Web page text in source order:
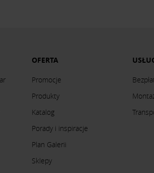
OFERTA
Promocje
Produkty
Katalog
Porady i inspiracje
Plan Galerii
Sklepy